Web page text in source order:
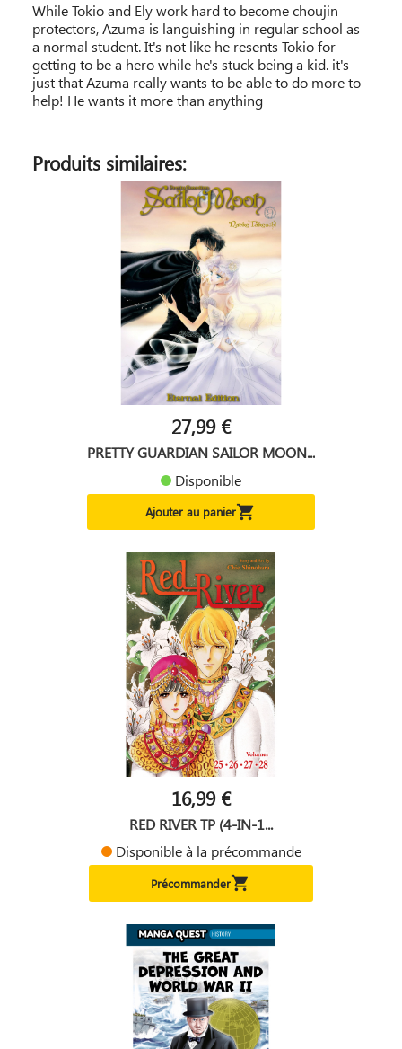
While Tokio and Ely work hard to become choujin
protectors, Azuma is languishing in regular school as
a normal student. It's not like he resents Tokio for
getting to be a hero while he's stuck being a kid. it's
just that Azuma really wants to be able to do more to
help! He wants it more than anything
Produits similaires:
27,99 €
PRETTY GUARDIAN SAILOR MOON...
Disponible
Ajouter au panier
16,99 €
RED RIVER TP (4-IN-1...
Disponible à la précommande
Précommander